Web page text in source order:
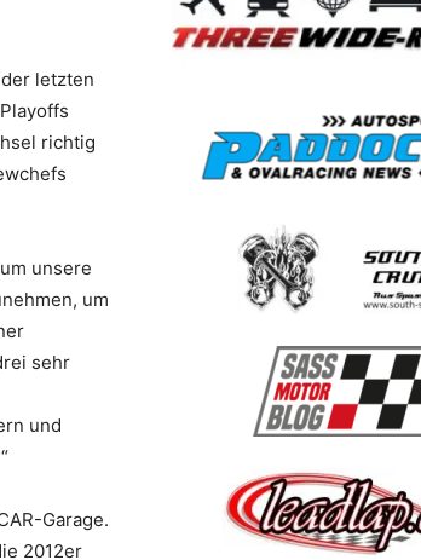
letzten
richtig
unsere
um
sehr
und
Garage.
2012er